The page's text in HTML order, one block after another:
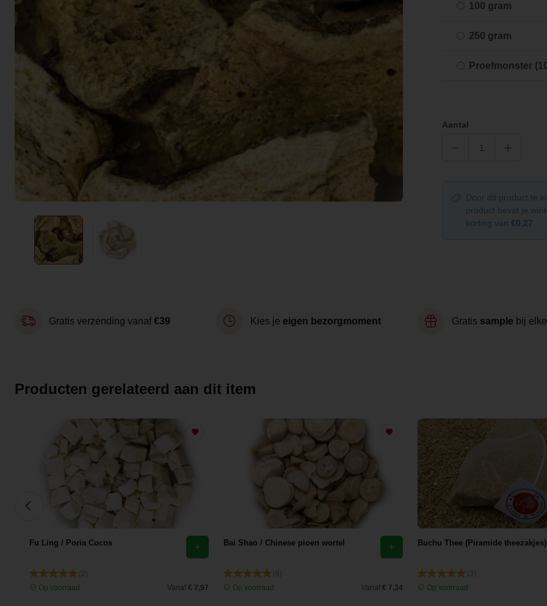
100 gram
250 gram
Proefmonster
Aantal
Door dit product te
product bevat je
korting van €0,27
Gratis verzending vanaf €39 Kies je eigen bezorgmoment Gratis sample bij
Producten gerelateerd aan dit item
Fu Ling / Poria Cocos
Op voorraad
Vanaf € 7,97
Bai Shao / Chinese pioen wortel
Op voorraad
Vanaf € 7,34
Buchu Thee (Piramide theezakjes)
Op voorraad